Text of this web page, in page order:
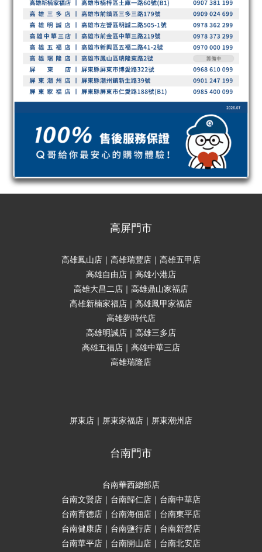
高屏門市
高雄鳳山店｜高雄瑞豐店｜高雄五甲店
高雄自由店｜高雄小港店
高雄大昌二店｜高雄鼎山家福店
高雄新楠家福店｜高雄鳳甲家福店
高雄夢時代店
高雄明誠店｜高雄三多店
高雄五福店｜高雄中華三店
高雄瑞隆店
屏東店｜屏東家福店｜屏東潮州店
台南門市
台南華西總部店
台南文賢店｜台南歸仁店｜台南中華店
台南育德店｜台南海佃店｜台南東平店
台南健康店｜台南鹽行店｜台南新營店
台南華平店｜台南開山店｜台南北安店